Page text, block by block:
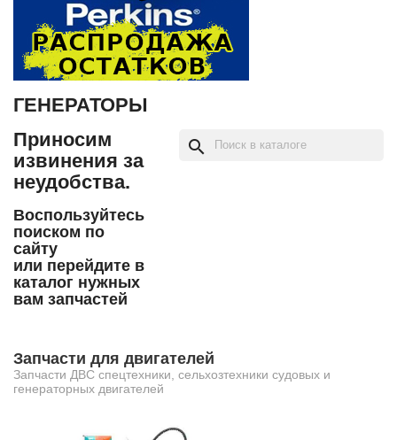
ГЕНЕРАТОРЫ
Приносим
извинения за
неудобства.
Воспользуйтесь
поиском по
сайту
или перейдите в
каталог нужных
вам запчастей
search
Запчасти для двигателей
Запчасти ДВС спецтехники, сельхозтехники судовых и
генераторных двигателей